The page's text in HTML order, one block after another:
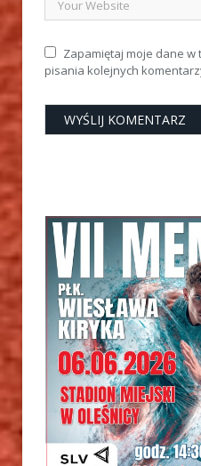
Zapamiętaj moje dane
pisania kolejnych